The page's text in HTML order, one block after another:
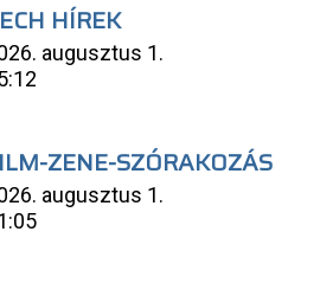
HÍREK
augusztus 1.
ZENE-SZÓRAKOZÁS
augusztus 1.